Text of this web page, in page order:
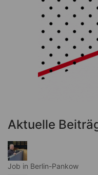
Aktuelle
Job in Berlin-Pankow